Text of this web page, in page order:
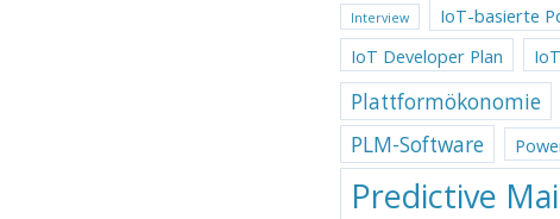
Interview IoT-basierte
IoT Developer Plan
Plattformökonomie
PLM-Software
Predictive